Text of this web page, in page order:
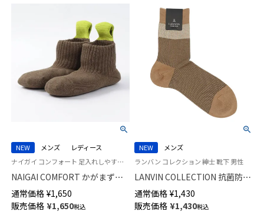
NEW メンズ
レディース
ナイガイ コンフォート 足入れしやすく ラクラク着脱 自立する靴下 着脱スムーズ
NAIGAI COMFORT かがまず履
ける ループ付き らくらく着脱
ルームソックス 足底ふわふわパ
イル レディース メンズ
通常価格 ¥1,650
販売価格 ¥1,650税込
NEW
メンズ
ランバン コレクション 紳士 靴下 男性
LANVIN COLLECTION 抗菌防臭
千鳥格子切替 Hiゲージ ミドル
丈 カジュアル ソックス メンズ
02412145
通常価格 ¥1,430
販売価格 ¥1,430税込